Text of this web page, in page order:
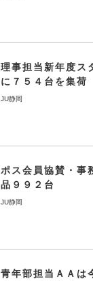
理事担当新年度ス
に７５４台を集荷
JU静岡
ポス会員協賛・事
品９９２台
JU静岡
青年部担当ＡＡは